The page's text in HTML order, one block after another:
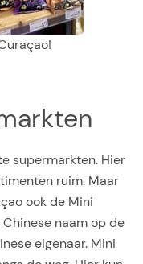
supermarkten. Hier
ruim. Maar
ook de Mini
naam op de
eigenaar. Mini